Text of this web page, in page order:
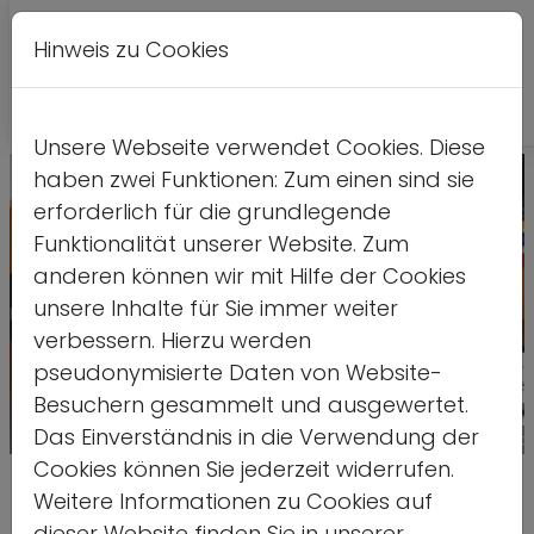
Quelle: dsj/Melanie
Zukunft der Zeitschrift Forum
Hinweis zu Cookies
Unsere Webseite verwendet Cookies. Diese
haben zwei Funktionen: Zum einen sind sie
erforderlich für die grundlegende
Funktionalität unserer Website. Zum
anderen können wir mit Hilfe der Cookies
unsere Inhalte für Sie immer weiter
verbessern. Hierzu werden
pseudonymisierte Daten von Website-
Besuchern gesammelt und ausgewertet.
Das Einverständnis in die Verwendung der
Cookies können Sie jederzeit widerrufen.
Weitere Informationen zu Cookies auf